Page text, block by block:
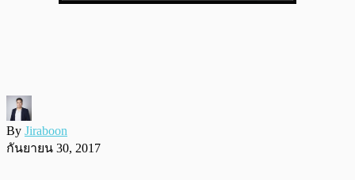
By Jiraboon
กันยายน 30, 2017